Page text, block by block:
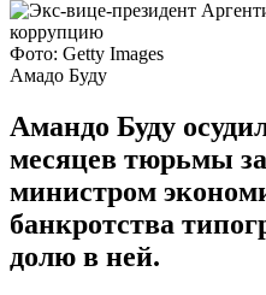
Фото: Getty Images
Амадо Буду
Амандо Буду
месяцев тюрьмы
министром
банкротства
долю в ней.